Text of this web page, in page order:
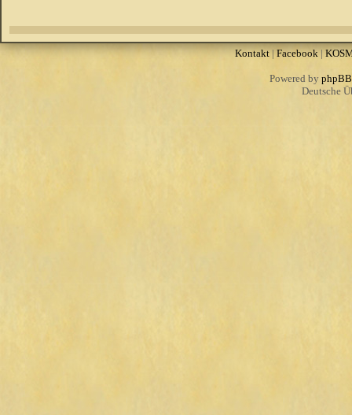
Kontakt|Facebook|
Powered by phpBB
Deutsche